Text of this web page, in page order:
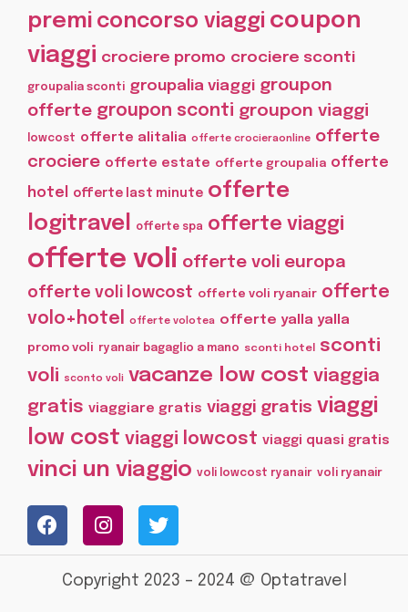
premi concorso viaggi coupon
viaggi crociere promo crociere sconti
groupalia sconti groupalia viaggi groupon
offerte groupon sconti groupon viaggi
lowcost offerte alitalia offerte crocieraonline offerte
crociere offerte estate offerte groupalia offerte
hotel
offerte last minute offerte
logitravel offerte spa offerte viaggi
offerte voli offerte voli europa
offerte voli lowcost offerte voli ryanair offerte
volo+hotel offerte volotea offerte yalla yalla
promo voli ryanair bagaglio a mano sconti hotel
sconti
voli
sconto voli vacanze low cost viaggia
gratis viaggiare gratis viaggi gratis viaggi
low cost viaggi lowcost viaggi quasi gratis
vinci un viaggio voli lowcost ryanair voli ryanair
Copyright 2023 – 2024 @ Optatravel